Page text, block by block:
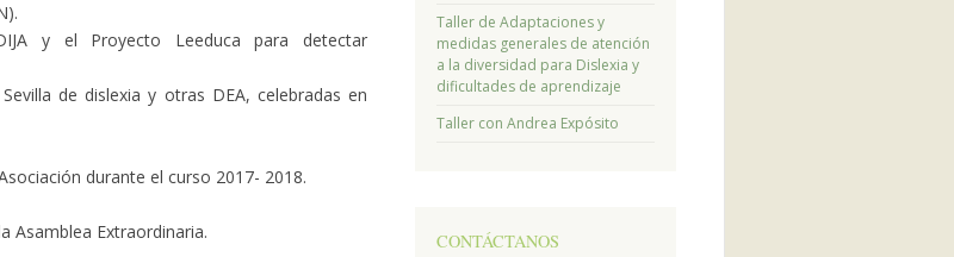
y el Proyecto Leeduca para detectar
de dislexia y otras DEA, celebradas en
durante el curso 2017- 2018.
Asamblea Extraordinaria.
Taller de Adaptaciones y
medidas generales de atención
a la diversidad para Dislexia y
dificultades de aprendizaje
Taller con Andrea Expósito
CONTÁCTANOS